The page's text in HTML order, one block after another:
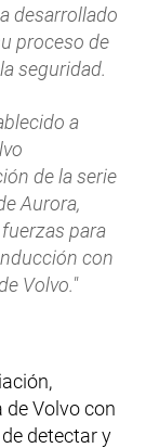
desarrollado
proceso de
seguridad.
a
de la serie
Aurora,
para
con
Volvo."
Volvo con
detectar y